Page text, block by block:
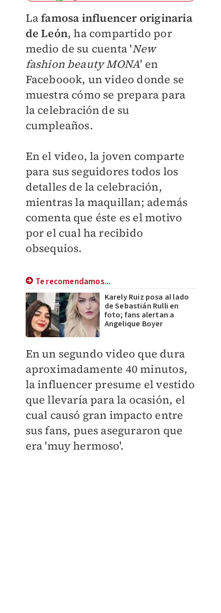
Lafamosa influencer originaria
de León, ha compartido por
medio de su cuenta 'New
fashion beauty MONA' en
Faceboook, un video donde se
muestracómo se prepara para
la celebración de su
cumpleaños.
En el video, la joven comparte
para sus seguidores todos los
detalles de la celebración,
mientras la maquillan; además
comenta que éste es el motivo
por el cual ha recibido
obsequios.
Te recomendamos...
Karely Ruiz posa al lado
de Sebastián Rulli en
foto; fans alertan a
Angelique Boyer
En un segundo video que dura
aproximadamente 40 minutos,
la influencer presume el vestido
que llevaría para la ocasión, el
cual causó gran impacto entre
sus fans, pues aseguraron que
era 'muy hermoso'.